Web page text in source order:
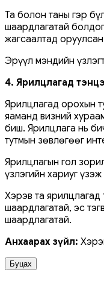
Та болон таны гэр
шаардлагатай
жагсаалтад
Эрүүл мэндийн
4. Ярилцлагад
Ярилцлагад орохын
яаманд визний
биш. Ярилцлага нь
тутмын зөвлөгөөг
Ярилцлагын гол
үзлэгийн хариуг
Хэрэв та
шаардлагатай, эс
шаардлагатай.
Анхаарах зүйл:
Буцах